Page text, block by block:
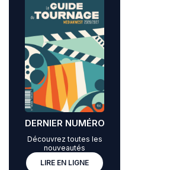
DERNIER NUMÉRO
Découvrez toutes les
nouveautés
LIRE EN LIGNE